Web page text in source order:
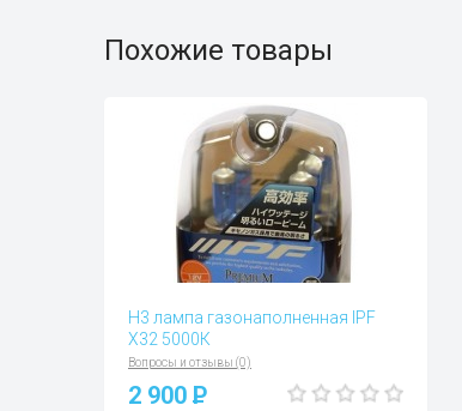
Похожие товары
H3 лампа газонаполненная IPF
X32 5000К
Вопросы и отзывы (0)
2 900 P